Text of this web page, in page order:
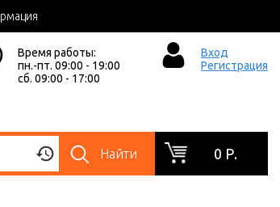
Время работы:
пн.-пт. 09:00 - 19:00
сб. 09:00 - 17:00
Вход
Регистрация
Найти 0 Р.